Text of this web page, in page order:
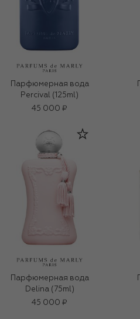
Парфюмерная вода
Percival (125ml)
45 000 ₽
Парфюмерная вода
Delina (75ml)
45 000 ₽